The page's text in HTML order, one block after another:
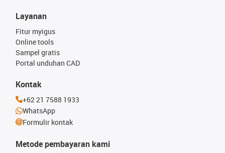
Metode pembayaran kami
Layanan
Fitur myigus
Online tools
Sampel gratis
Portal unduhan CAD
Kontak
+62 21 7588 1933
WhatsApp
Formulir kontak